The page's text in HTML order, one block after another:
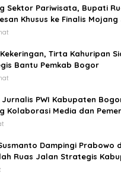
Sektor Pariwisata, Bupati
Khusus ke Finalis
Bogor
Tirta Kahuripan
Bantu Pemkab Bogor
PWI Kabupaten
Kolaborasi Media dan
Dampingi Prabowo
Ruas Jalan Strategis